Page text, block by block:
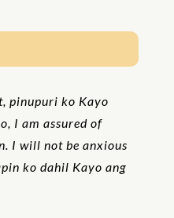
pinupuri ko Kayo
I am assured of
I will not be anxious
ko dahil Kayo ang